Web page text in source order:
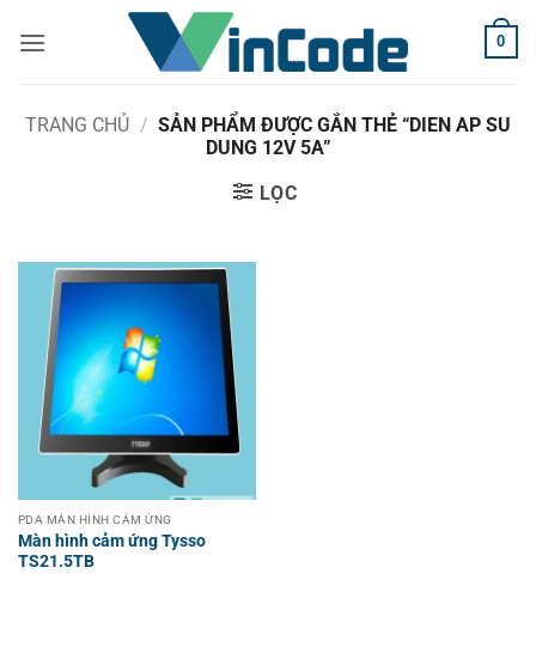
qua
0
TRANG CHỦ / SẢN PHẨM ĐƯỢC GẮN THẺ “DIEN AP SU
DUNG 12V 5A”
LỌC
PDA MÀN HÌNH CẢM ỨNG
Màn hình cảm ứng Tysso
TS21.5TB